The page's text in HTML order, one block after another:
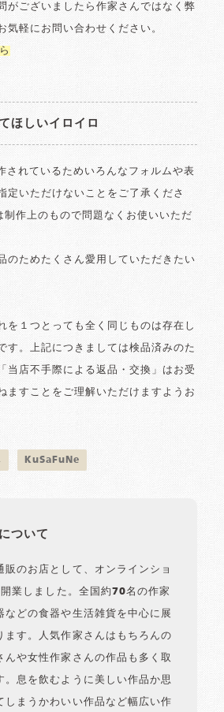
がございましたら作家さんではなく弊
気軽にお問い合わせください。
ほしいイロイロ
されているためいろんなフォルムや表
定いただけないことをご了承くださ
作上のもので問題なくお使いいただ
のためたくさん愛用していただきたい
を１つとっても全く同じものは存在し
す。上記につきましては検品済みのた
当店不手際による返品・交換」はお受
ますことをご理解いただけますようお
KuSaFuNe
ついて
販のお店として、オンラインショ
業しました。全国約70名の作家
などの食器や生活雑貨を中心に展
ます。人気作家さんはもちろんの
んや女性作家さんの作品も多く取
。息を飲むように美しい作品か思
しまうかわいい作品など幅広い作